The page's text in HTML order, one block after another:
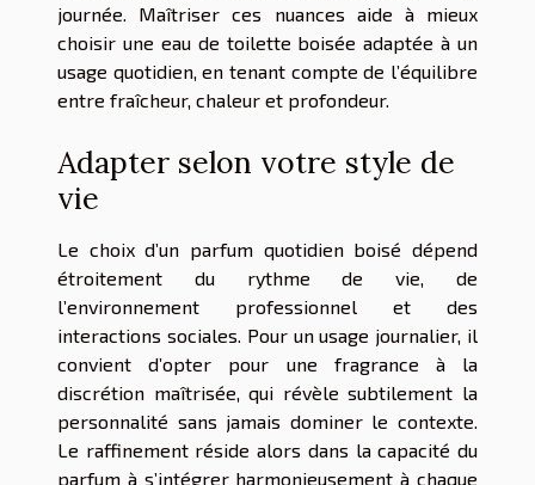
journée. Maîtriser ces nuances aide à mieux
choisir une eau de toilette boisée adaptée à un
usage quotidien, en tenant compte de l’équilibre
entre fraîcheur, chaleur et profondeur.
Adapter selon votre style de
vie
Le choix d’un parfum quotidien boisé dépend
étroitement du rythme de vie, de
l’environnement professionnel et des
interactions sociales. Pour un usage journalier, il
convient d’opter pour une fragrance à la
discrétion maîtrisée, qui révèle subtilement la
personnalité sans jamais dominer le contexte.
Le raffinement réside alors dans la capacité du
parfum à s’intégrer harmonieusement à chaque